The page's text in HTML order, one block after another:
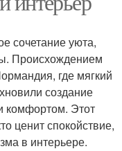
сочетание уюта,
Происхождением
где мягкий
создание
комфортом. Этот
ценит спокойствие,
в интерьере.